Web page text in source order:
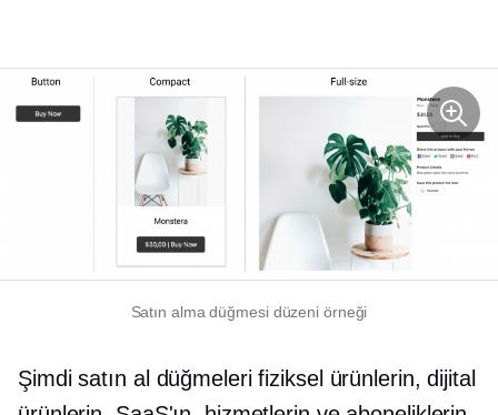
Satın alma düğmesi düzeni örneği
Şimdi satın al düğmeleri fiziksel ürünlerin, dijital